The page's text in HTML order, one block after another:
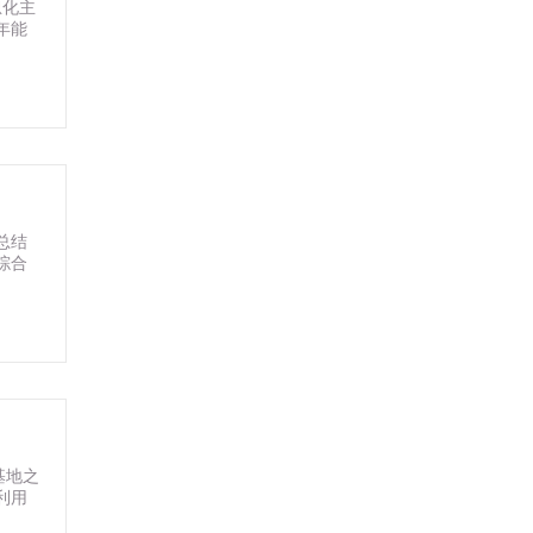
主
能
结
合
地之
用